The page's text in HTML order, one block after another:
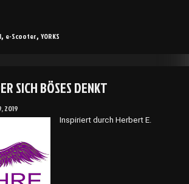
, e-Scooter, YORKS
SICH BÖSES DENKT
2019
Inspiriert durch Herbert E.